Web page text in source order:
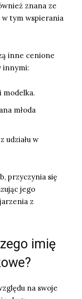
znana ze
w tym wspierania
inne cenione
innymi:
modelka.
młoda
udziału w
przyczynia się
jego
z
imię
na swoje